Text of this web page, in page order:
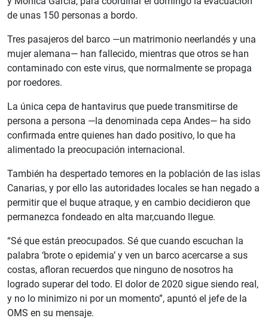
de unas 150 personas a bordo.
Tres pasajeros del barco —un matrimonio neerlandés y una
mujer alemana— han fallecido, mientras que otros se han
contaminado con este virus, que normalmente se propaga
por roedores.
La única cepa de hantavirus que puede transmitirse de
persona a persona —la denominada cepa Andes— ha sido
confirmada entre quienes han dado positivo, lo que ha
alimentado la preocupación internacional.
También ha despertado temores en la población de las islas
Canarias, y por ello las autoridades locales se han negado a
permitir que el buque atraque, y en cambio decidieron que
permanezca fondeado en alta mar,cuando llegue.
“Sé que están preocupados. Sé que cuando escuchan la
palabra ‘brote o epidemia’ y ven un barco acercarse a sus
costas, afloran recuerdos que ninguno de nosotros ha
logrado superar del todo. El dolor de 2020 sigue siendo real,
y no lo minimizo ni por un momento”, apuntó el jefe de la
OMS en su mensaje.